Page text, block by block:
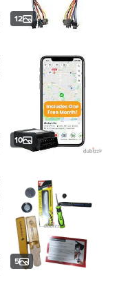
12
10
5